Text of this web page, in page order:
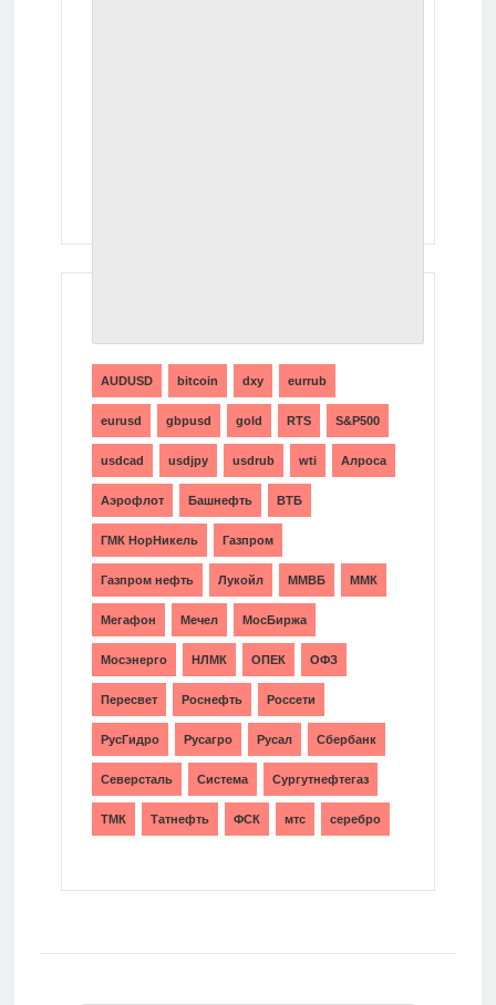
AUDUSD bitcoin dxy eurrub
eurusd gbpusd gold RTS S&P500
usdcad usdjpy usdrub wti Алроса
Аэрофлот Башнефть ВТБ
ГМК НорНикель Газпром
Газпром нефть Лукойл ММВБ ММК
Мегафон Мечел МосБиржа
Мосэнерго НЛМК ОПЕК ОФЗ
Пересвет Роснефть Россети
РусГидро Русагро Русал Сбербанк
Северсталь Система Сургутнефтегаз
ТМК Татнефть ФСК мтс серебро